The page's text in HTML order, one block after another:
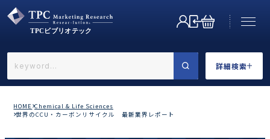
詳細検索
←戻る
HOME Chemical & Life Sciences
世界のCCU・カーボンリサイクル 最新業界レポート